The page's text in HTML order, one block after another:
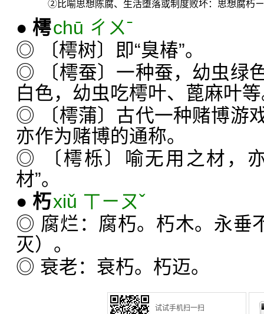
②比喻思想陈腐、生活堕落或制度败坏：思想腐朽
● 樗chū ㄔㄨˉ
◎ 〔樗树〕即“臭椿”。
◎ 〔樗蚕〕一种蚕，幼虫绿
白色，幼虫吃樗叶、蓖麻叶等
◎ 〔樗蒲〕古代一种赌博游
亦作为赌博的通称。
◎ 〔樗栎〕喻无用之材，
材”。
● 朽xiǔ ㄒㄧㄡˇ
◎ 腐烂：腐朽。朽木。永垂
灭）。
◎ 衰老：衰朽。朽迈。
试试手机扫一扫